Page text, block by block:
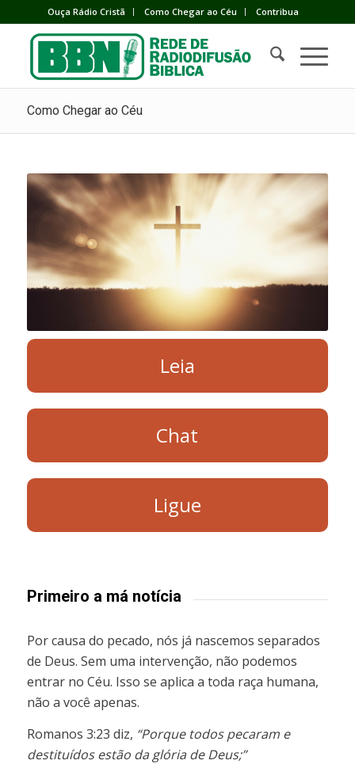
Ouça Rádio Cristã Como Chegar ao Céu Contribua
Como Chegar ao Céu
Leia
Chat
Ligue
Primeiro a má notícia
Por causa do pecado, nós já nascemos separados
de Deus. Sem uma intervenção, não podemos
entrar no Céu. Isso se aplica a toda raça humana,
não a você apenas.
Romanos 3:23 diz, “Porque todos pecaram e
destituídos estão da glória de Deus;”